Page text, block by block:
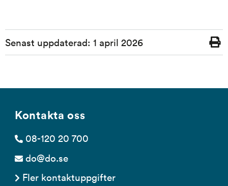
Sidinformation
Senast uppdaterad: 1 april 2026
Skriv
ut
Kontakta oss
08-120 20 700
do@do.se
Fler kontaktuppgifter